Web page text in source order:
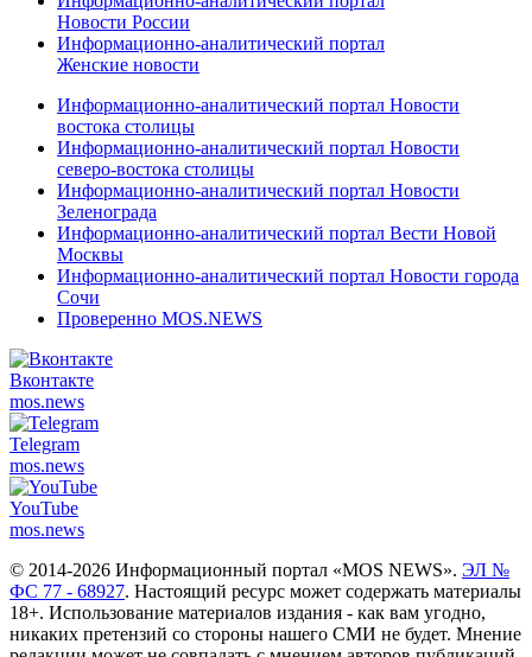
Новости России
Информационно-аналитический портал
Женские новости
Информационно-аналитический портал Новости
востока столицы
Информационно-аналитический портал Новости
северо-востока столицы
Информационно-аналитический портал Новости
Зеленограда
Информационно-аналитический портал Вести Новой
Москвы
Информационно-аналитический портал Новости города
Сочи
Проверенно MOS.NEWS
Вконтакте
mos.news
Telegram
mos.news
YouTube
mos.news
© 2014-2026 Информационный портал «MOS NEWS». ЭЛ №
ФС 77 - 68927. Настоящий ресурс может содержать материалы
18+. Использование материалов издания - как вам угодно,
никаких претензий со стороны нашего СМИ не будет. Мнение